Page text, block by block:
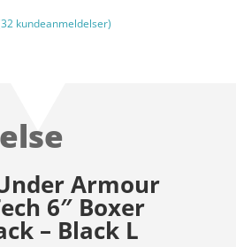
32 kundeanmeldelser)
Armour
6″ Boxer
– Black L